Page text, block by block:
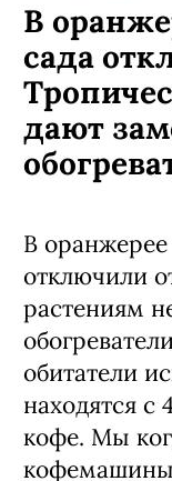
В
сада
дают
В оранжерее
отключили
растениям
обитатели
находятся с
кофе. Мы
кофемашины